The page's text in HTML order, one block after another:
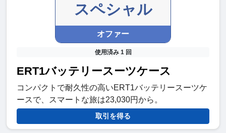
スペシャル
オファー
使用済み 1 回
ERT1バッテリースーツケース
コンパクトで耐久性の高いERT1バッテリースーツケ
ースで、スマートな旅は23,030円から。
取引を得る